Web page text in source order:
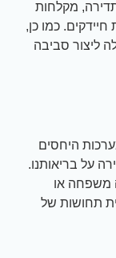
מקלחות
חיידקים. כמו כן,
ליצור סביבה
היחסים
על בריאותנו.
משפחה או
תחושות של